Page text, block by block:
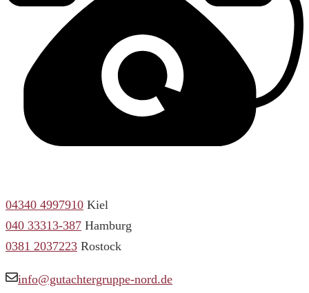
04340 4997910 Kiel
040 33313-387 Hamburg
0381 2037223 Rostock
info@gutachtergruppe-nord.de